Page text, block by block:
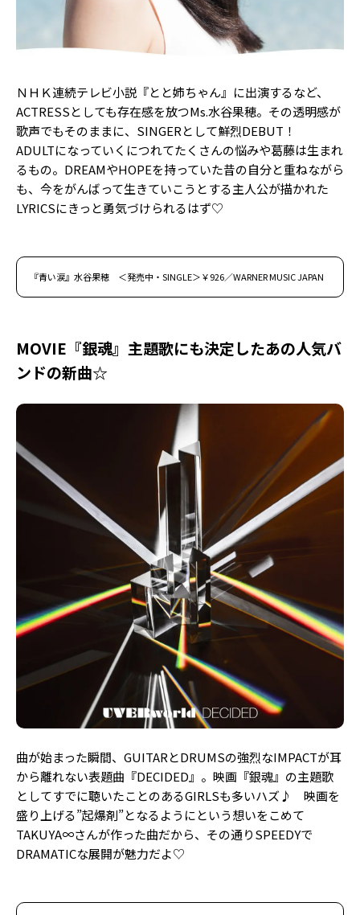
ＮＨＫ連続テレビ小説『とと姉ちゃん』に出演するなど、
ACTRESSとしても存在感を放つMs.水谷果穂。その透明感が
歌声でもそのままに、SINGERとして鮮烈DEBUT！
ADULTになっていくにつれてたくさんの悩みや葛藤は生まれ
るもの。DREAMやHOPEを持っていた昔の自分と重ねながら
も、今をがんばって生きていこうとする主人公が描かれた
LYRICSにきっと勇気づけられるはず♡
『青い涙』水谷果穂 ＜発売中・SINGLE＞￥926／WARNER MUSIC JAPAN
MOVIE『銀魂』主題歌にも決定したあの人気バ
ンドの新曲☆
曲が始まった瞬間、GUITARとDRUMSの強烈なIMPACTが耳
から離れない表題曲『DECIDED』。映画『銀魂』の主題歌
としてすでに聴いたことのあるGIRLSも多いハズ♪ 映画を
盛り上げる”起爆剤”となるようにという想いをこめて
TAKUYA∞さんが作った曲だから、その通りSPEEDYで
DRAMATICな展開が魅力だよ♡